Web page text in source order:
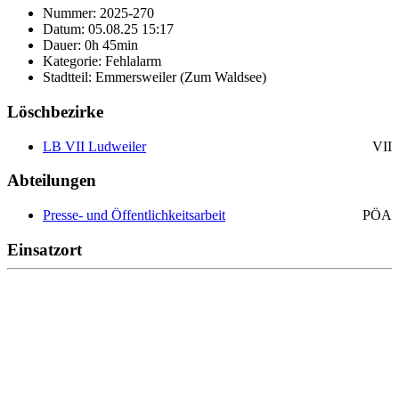
Nummer: 2025-270
Datum: 05.08.25 15:17
Dauer: 0h 45min
Kategorie: Fehlalarm
Stadtteil: Emmersweiler (Zum Waldsee)
Löschbezirke
LB VII Ludweiler VII
Abteilungen
Presse- und Öffentlichkeitsarbeit PÖA
Einsatzort